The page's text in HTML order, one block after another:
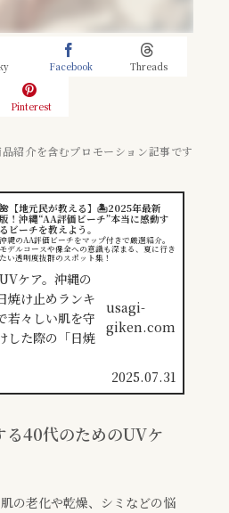
Facebook Threads
Pinterest
紹介を含むプロモーション記事です
🌺【地元民が教える】🏝️2025年最新
版！沖縄“AA評価ビーチ”本当に感動す
るビーチを教えよう。
沖縄のAA評価ビーチをマップ付きで厳選紹介。
モデルコースや保全への意識も深まる、夏に行き
たい透明度抜群のスポット集！
usagi-
giken.com
2025.07.31
る40代のためのUVケ
の老化や乾燥、シミなどの悩